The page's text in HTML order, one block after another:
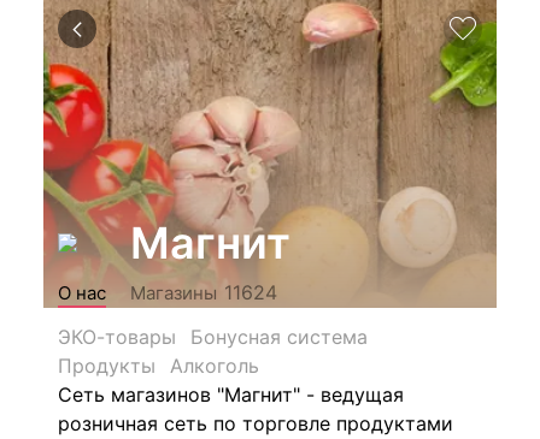
Магнит
О нас Магазины 11624
ЭКО-товары
Бонусная система
Продукты
Алкоголь
Сеть магазинов "Магнит" - ведущая
розничная сеть по торговле продуктами